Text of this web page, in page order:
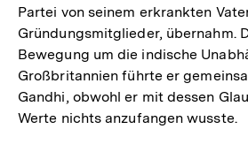
Partei von seinem erkrankten
Gründungsmitglieder, übernahm.
Bewegung um die indische
Großbritannien führte er
Gandhi, obwohl er mit dessen
Werte nichts anzufangen wusste.